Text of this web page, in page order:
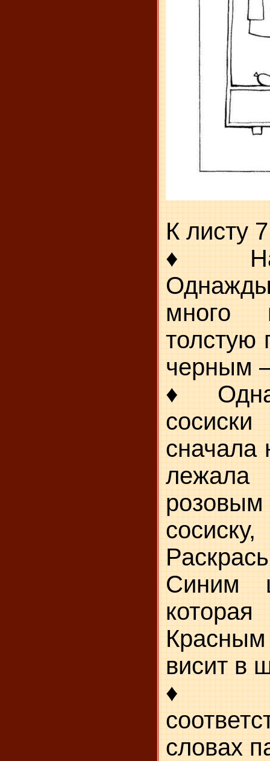
К листу 7
♦ На
много
толстую
черным
♦
сначала
лежала
Синим
висит в
♦
словах